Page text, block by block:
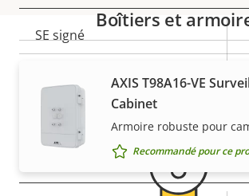
Description
de la
la
propriété
SE signé
Secure keystore
Boîtiers et
AXIS T98A16-VE
Cabinet
Armoire robuste pour
Recommandé pour ce
Garantie